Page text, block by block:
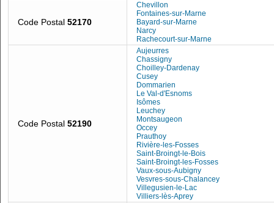
Code Postal 52170
Chevillon
Fontaines-sur-Marne
Bayard-sur-Marne
Narcy
Rachecourt-sur-Marne
Code Postal 52190
Aujeurres
Chassigny
Choilley-Dardenay
Cusey
Dommarien
Le Val-d'Esnoms
Isômes
Leuchey
Montsaugeon
Occey
Prauthoy
Rivière-les-Fosses
Saint-Broingt-le-Bois
Saint-Broingt-les-Fosses
Vaux-sous-Aubigny
Vesvres-sous-Chalancey
Villegusien-le-Lac
Villiers-lès-Aprey